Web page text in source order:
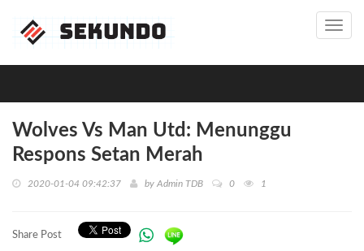
Wolves Vs Man Utd: Menunggu
Respons Setan Merah
2020-01-04 09:42:37 by Admin TDB 0 1
Share Post